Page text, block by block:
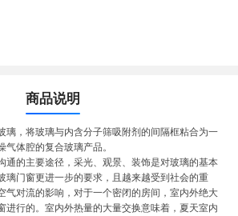
商品说明
璃，将玻璃与内含分子筛吸附剂的间隔框粘合为一
体腔的复合玻璃产品。
的主要途径，采光、观景、装饰是对玻璃的基本
璃门窗更进一步的要求，且越来越受到社会的重
气对流的影响，对于一个密闭的房间，室内外绝大
进行的。室内外热量的大量交换意味着，夏天室内